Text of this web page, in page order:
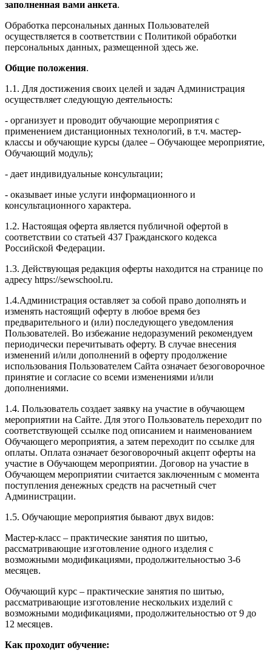
заполненная вами анкета.
Обработка персональных данных Пользователей
осуществляется в соответствии с Политикой обработки
персональных данных, размещенной здесь же.
Общие положения.
1.1. Для достижения своих целей и задач Администрация
осуществляет следующую деятельность:
- организует и проводит обучающие мероприятия с
применением дистанционных технологий, в т.ч. мастер-
классы и обучающие курсы (далее – Обучающее мероприятие,
Обучающий модуль);
- дает индивидуальные консультации;
- оказывает иные услуги информационного и
консультационного характера.
1.2. Настоящая оферта является публичной офертой в
соответствии со статьей 437 Гражданского кодекса
Российской Федерации.
1.3. Действующая редакция оферты находится на странице по
адресу https://sewschool.ru.
1.4.Администрация оставляет за собой право дополнять и
изменять настоящий оферту в любое время без
предварительного и (или) последующего уведомления
Пользователей. Во избежание недоразумений рекомендуем
периодически перечитывать оферту. В случае внесения
изменений и/или дополнений в оферту продолжение
использования Пользователем Сайта означает безоговорочное
принятие и согласие со всеми изменениями и/или
дополнениями.
1.4. Пользователь создает заявку на участие в обучающем
мероприятии на Сайте. Для этого Пользователь переходит по
соответствующей ссылке под описанием и наименованием
Обучающего мероприятия, а затем переходит по ссылке для
оплаты. Оплата означает безоговорочный акцепт оферты на
участие в Обучающем мероприятии. Договор на участие в
Обучающем мероприятии считается заключенным с момента
поступления денежных средств на расчетный счет
Администрации.
1.5. Обучающие мероприятия бывают двух видов:
Мастер-класс – практические занятия по шитью,
рассматривающие изготовление одного изделия с
возможными модификациями, продолжительностью 3-6
месяцев.
Обучающий курс – практические занятия по шитью,
рассматривающие изготовление нескольких изделий с
возможными модификациями, продолжительностью от 9 до
12 месяцев.
Как проходит обучение: